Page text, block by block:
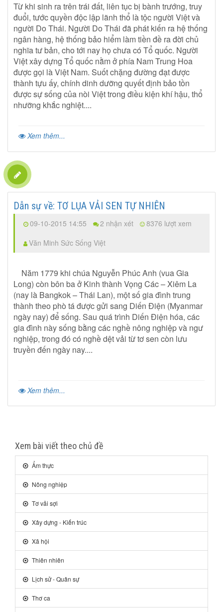
Từ khi sinh ra trên trái đất, liên tục bị bành trướng, truy
đuổi, tước quyền độc lập lãnh thổ là tộc người Việt và
người Do Thái. Người Do Thái đã phát kiến ra hệ thống
ngân hàng, hệ thống bảo hiểm làm tiền đề ra đời chủ
nghĩa tư bản, cho tới nay họ chưa có Tổ quốc. Người
Việt xây dựng Tổ quốc nằm ở phía Nam Trung Hoa
được gọi là Việt Nam. Suốt chặng đường đạt được
thành tựu ấy, chính dinh dưỡng quyết định bảo tồn
được sự sống của nòi Việt trong điều kiện khí hậu, thổ
nhưỡng khắc nghiệt....
Xem thêm...
Dẫn sự về: TƠ LỤA VẢI SEN TỰ NHIÊN
09-10-2015 14:55 2 nhận xét
8376 lượt xem
Văn Minh Sức Sống Việt
Năm 1779 khi chúa Nguyễn Phúc Anh (vua Gia
Long) còn bôn ba ở Kinh thành Vọng Các – Xiêm La
(nay là Bangkok – Thái Lan), một số gia đình trung
thành theo phò tá được gửi sang Diến Điện (Myanmar
ngày nay) để sống. Sau quá trình Diến Điện hóa, các
gia đình này sống bằng các nghề nông nghiệp và ngư
nghiệp, trong đó có nghề dệt vải từ tơ sen còn lưu
truyền đến ngày nay....
Xem thêm...
Xem bài viết theo chủ đề
Ẩm thực
Nông nghiệp
Tơ vải sợi
Xây dựng - Kiến trúc
Xã hội
Thiên nhiên
Lịch sử - Quân sự
Thơ ca